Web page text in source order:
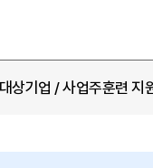
상기업 / 사업주훈련 지